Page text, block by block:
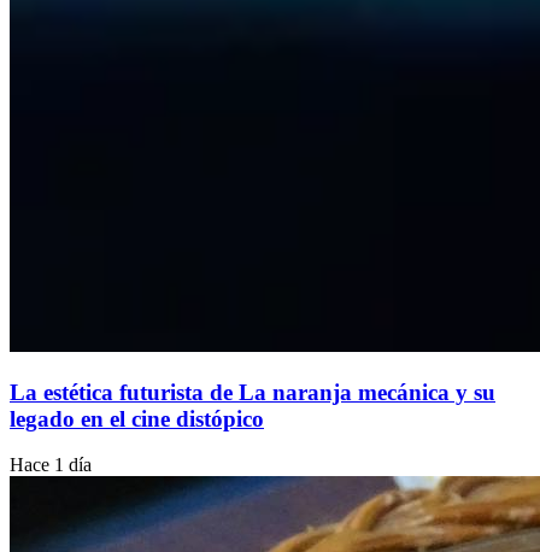
La estética futurista de La naranja mecánica y su
legado en el cine distópico
Hace 1 día